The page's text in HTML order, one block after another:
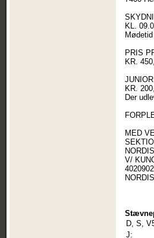
KL.
PRIS
KR.
JUNIOR
KR.
Der
MED
V/
D, S,
J: